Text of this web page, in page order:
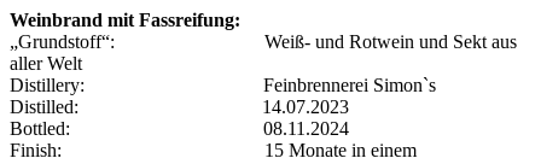
Weinbrand mit Fassreifung:
„Grundstoff“: Weiß- und Rotwein und Sekt aus
aller Welt
Distillery: Feinbrennerei Simon`s
Distilled: 14.07.2023
Bottled: 08.11.2024
Finish: 15 Monate in einem